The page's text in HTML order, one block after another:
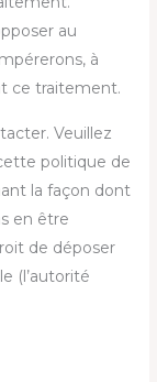
au
à
ce traitement.
Veuillez
politique de
la façon dont
en être
de déposer
(l’autorité